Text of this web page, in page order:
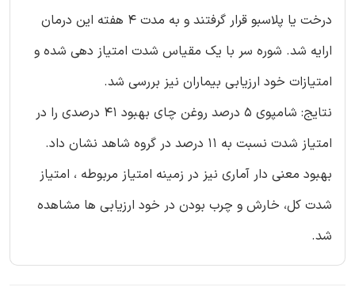
درخت یا پلاسبو قرار گرفتند و به مدت 4 هفته این درمان
ارایه شد. شوره سر با یک مقیاس شدت امتیاز دهی شده و
امتیازات خود ارزیابی بیماران نیز بررسی شد.
نتایج: شامپوی 5 درصد روغن چای بهبود 41 درصدی را در
امتیاز شدت نسبت به 11 درصد در گروه شاهد نشان داد.
بهبود معنی دار آماری نیز در زمینه امتیاز مربوطه ، امتیاز
شدت کل، خارش و چرب بودن در خود ارزیابی ها مشاهده
شد.